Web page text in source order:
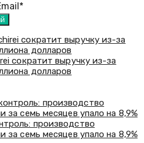
сократит выручку из-за
долларов
производство
за семь месяцев упало на 8,9%